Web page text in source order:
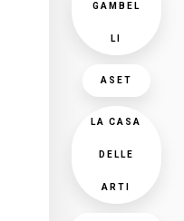
GAMBEL
LI
ASET
LA CASA
DELLE
ARTI